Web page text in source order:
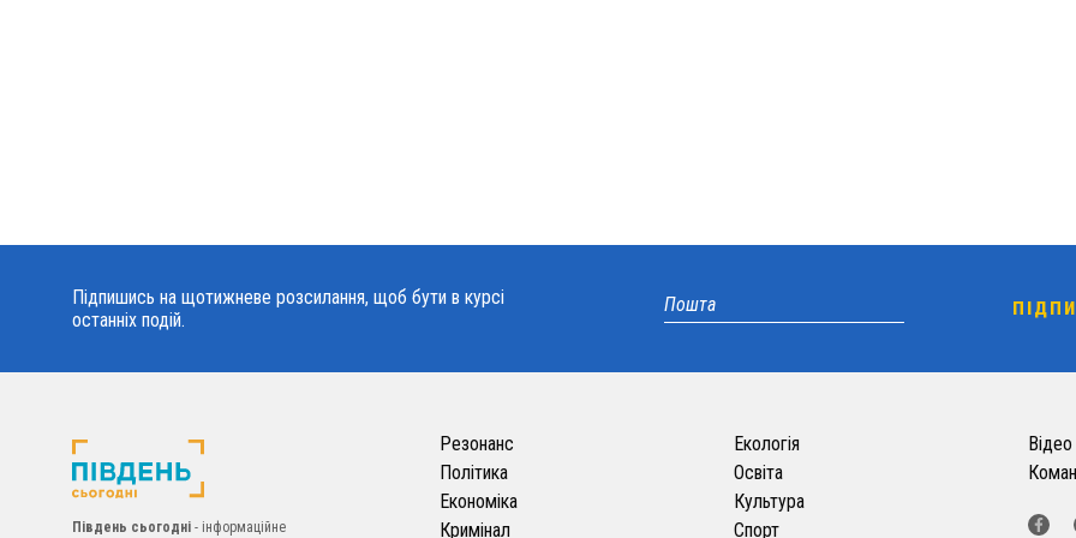
Підпишись на щотижневе розсилання, щоб бути в курсі
останніх подій.
Південь сьогодні - інформаційне
Резонанс
Політика
Економіка
Кримінал
Екологія
Освіта
Культура
Спорт
Відео